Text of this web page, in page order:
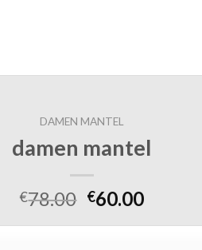
DAMEN MANTEL
damen mantel
€78.00 €60.00